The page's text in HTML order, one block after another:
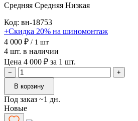
Средняя Средняя Низкая
Код: вн-18753
+Скидка 20% на шиномонтаж
4 000 ₽ / 1 шт
4 шт. в наличии
Цена 4 000 ₽ за 1 шт.
−
+
В корзину
Под заказ ~1 дн.
Новые